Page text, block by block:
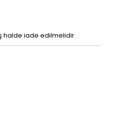
halde iade edilmelidir.